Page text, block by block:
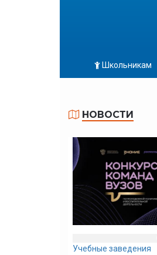
Школьникам
НОВОСТИ
Учебные заведения